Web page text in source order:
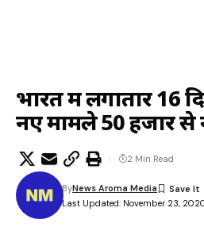
भारत में लगातार 16
नए मामले 50 हजार से
Last Updated: November 23,
ByNews Aroma Media
2 Min Read